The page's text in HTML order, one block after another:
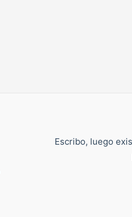
Escribo, luego